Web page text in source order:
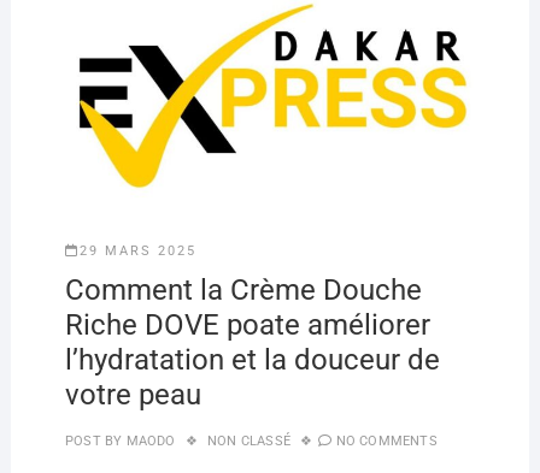
29 MARS 2025
Comment la Crème Douche
Riche DOVE poate améliorer
l’hydratation et la douceur de
votre peau
POST BY MAODO NON CLASSÉ NO COMMENTS